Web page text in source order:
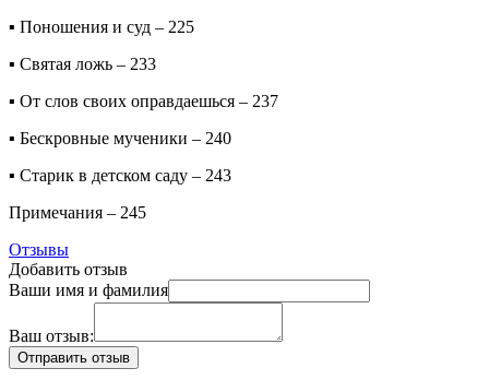
▪ Поношения и суд – 225
▪ Святая ложь – 233
▪ От слов своих оправдаешься – 237
▪ Бескровные мученики – 240
▪ Старик в детском саду – 243
Примечания – 245
Отзывы
Добавить отзыв
Ваши имя и фамилия
Ваш отзыв: